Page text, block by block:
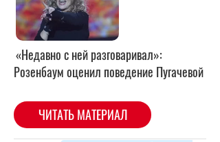
«Недавно с ней разговаривал»:
Розенбаум оценил поведение Пугачевой
ЧИТАТЬ МАТЕРИАЛ